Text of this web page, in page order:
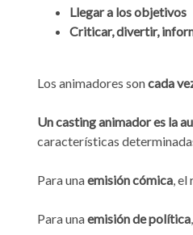
Llegar a los objetivos
Criticar, divertir,
Los animadores soncada
Un casting animador es la
características
Para unaemisión cómica, el
Para unaemisión de política